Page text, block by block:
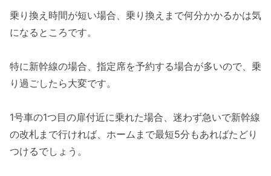
乗り換え時間が短い場合、乗り換えまで何分かかるかは気
になるところです。
特に新幹線の場合、指定席を予約する場合が多いので、乗
り過ごしたら大変です。
1号車の1つ目の扉付近に乗れた場合、迷わず急いで新幹線
の改札まで行ければ、ホームまで最短5分もあればたどり
つけるでしょう。